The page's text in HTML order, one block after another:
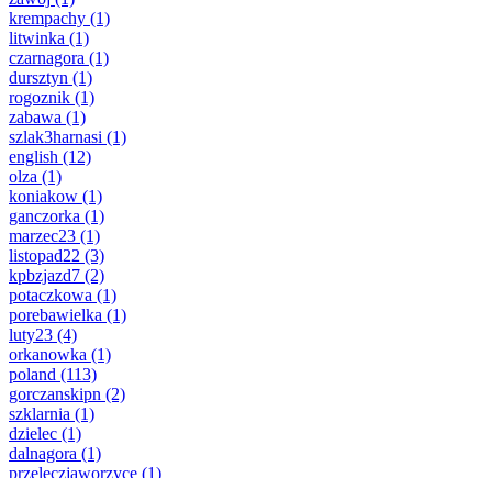
krempachy (1)
litwinka (1)
czarnagora (1)
dursztyn (1)
rogoznik (1)
zabawa (1)
szlak3harnasi (1)
english (12)
olza (1)
koniakow (1)
ganczorka (1)
marzec23 (1)
listopad22 (3)
kpbzjazd7 (2)
potaczkowa (1)
porebawielka (1)
luty23 (4)
orkanowka (1)
poland (113)
gorczanskipn (2)
szklarnia (1)
dzielec (1)
dalnagora (1)
przeleczjaworzyce (1)